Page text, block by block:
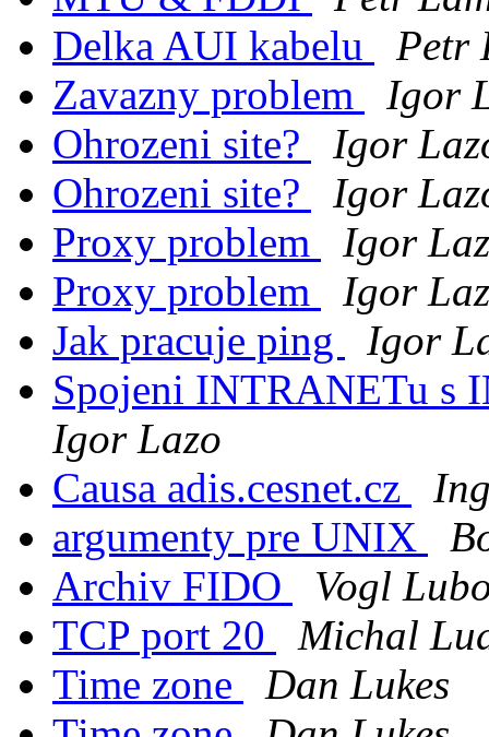
Delka AUI kabelu
Petr
Zavazny problem
Igor
Ohrozeni site?
Igor
Ohrozeni site?
Igor
Proxy problem
Igor
Proxy problem
Igor
Jak pracuje ping
Igor
Spojeni INTRANETu s
Igor Lazo
Causa adis.cesnet.cz
argumenty pre UNIX
Archiv FIDO
Vogl
TCP port 20
Michal
Time zone
Dan Lukes